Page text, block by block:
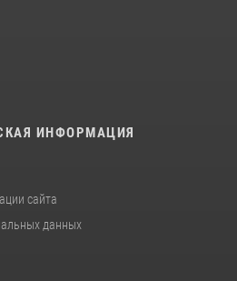
ИНФОРМАЦИЯ
сайта
данных